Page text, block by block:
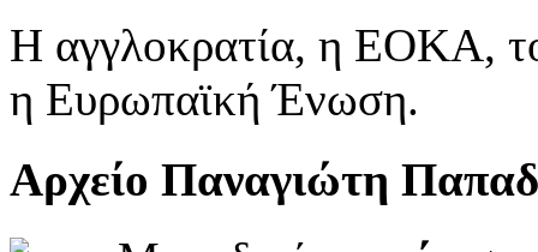
Η αγγλοκρατία, η ΕΟΚΑ,
η Ευρωπαϊκή Ένωση.
Αρχείο Παναγιώτη